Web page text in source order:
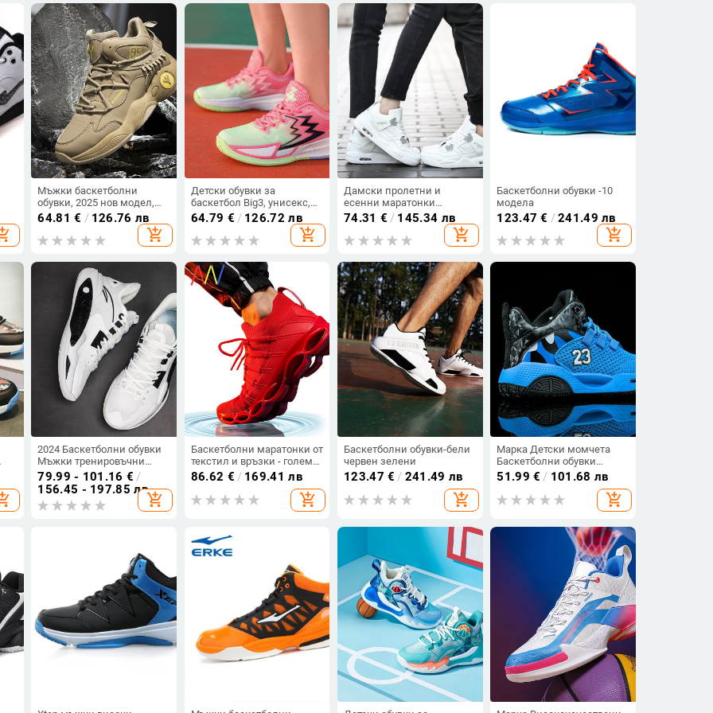
Мъжки баскетболни
обувки, 2025 нов модел,
Flyknit високи, дишащи,
стилни за спорт на
открито
64.81 € / 126.76 лв
add_shopping_cart
Детски обувки за
баскетбол Big3, унисекс,
дишащи мрежести
горнища, износоустойчива
конструкция, предни
връзки, нисък горнище,
антихлъзгаща гумена
подметка, амортизация
64.79 € / 126.72 лв
add_shopping_cart
Дамски пролетни и
есенни маратонки
подходящи за спорт,
баскетбол, тренировка -
три модела - черни, бели и
74.31 € / 145.34 лв
add_shopping_cart
Баскетболни обувки -10
модела
123.47 € /241.49 лв
add_shopping_cart
2024 Баскетболни обувки
Мъжки тренировъчни
спортни баскетболни
маратонки Тенис
Баскетболни мъжки
удобни Zapatos Mujer
79.99 - 101.16 € /
156.45 - 197.85 лв
add_shopping_cart
Баскетболни маратонки от
текстил и връзки - големи
размери
86.62 € / 169.41 лв
add_shopping_cart
Баскетболни обувки-бели
червен зелени
123.47 € / 241.49 лв
add_shopping_cart
Марка Детски момчета
Баскетболни обувки
Дебела подметка
Дишащи нехлъзгащи се
Маратонки за момичета
Спортни обувки Детски
51.99 € / 101.68 лв
add_shopping_cart